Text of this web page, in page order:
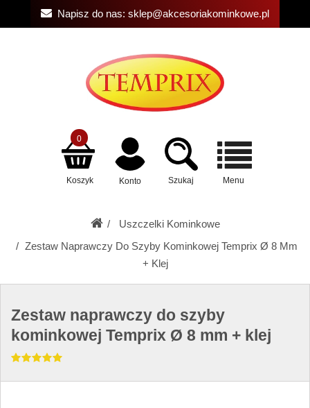
Napisz do nas: sklep@akcesoriakominkowe.pl
Koszyk
0
Konto Szukaj Menu
Uszczelki Kominkowe
Zestaw Naprawczy Do Szyby Kominkowej Temprix Ø 8 Mm
+ Klej
Zestaw naprawczy do szyby
kominkowej Temprix Ø 8 mm + klej